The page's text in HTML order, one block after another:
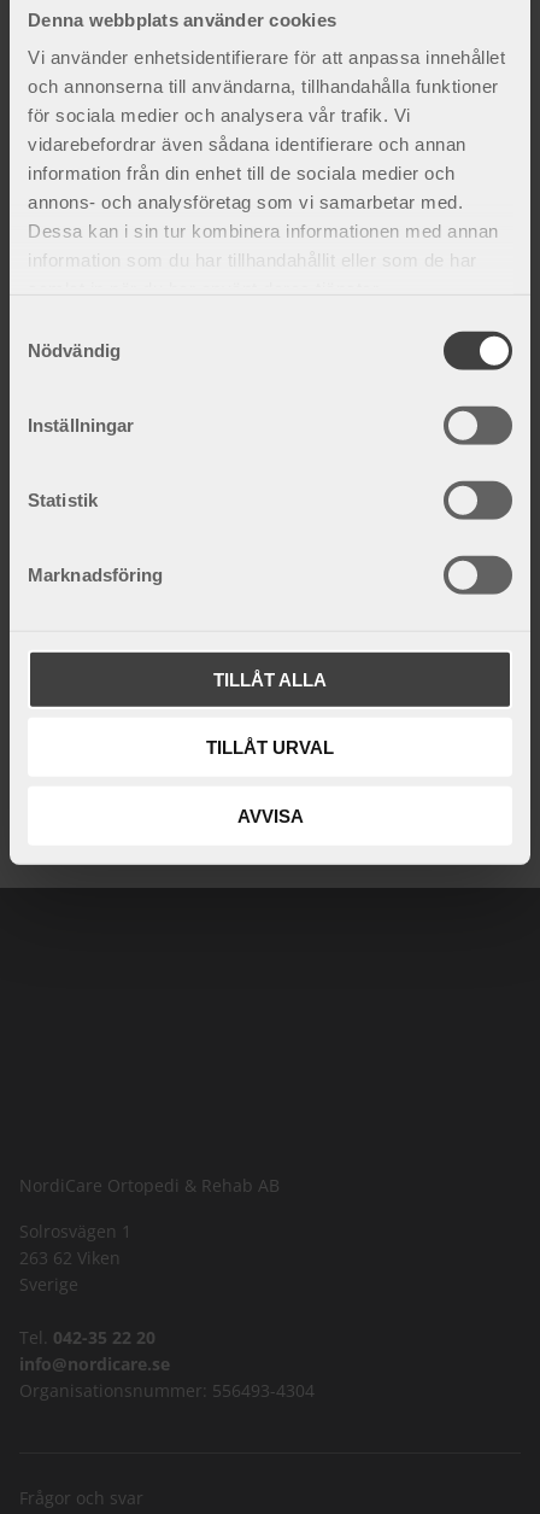
Denna webbplats använder cookies
Vi använder enhetsidentifierare för att anpassa innehållet
och annonserna till användarna, tillhandahålla funktioner
för sociala medier och analysera vår trafik. Vi
vidarebefordrar även sådana identifierare och annan
information från din enhet till de sociala medier och
annons- och analysföretag som vi samarbetar med.
Dessa kan i sin tur kombinera informationen med annan
information som du har tillhandahållit eller som de har
Nödvändig
Inställningar
Statistik
Marknadsföring
TILLÅT ALLA
TILLÅT URVAL
AVVISA
och alltid åtföljas av aktuell faktura. Vid retur senare än
20 dagar görs ett returavdrag på 20 % av fakturans
värde, senare än 60 dagar avdrages 40 %. Varor äldre
än 90 dagar samt special-beställda varor återtages ej.
Returer skall göras med betald frakt.
NordiCare Ortopedi & Rehab AB
Solrosvägen 1
263 62 Viken
Sverige
Tel. 042-35 22 20
info@nordicare.se
Organisationsnummer: 556493-4304
Frågor och svar